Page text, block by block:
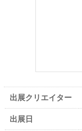
出展クリエイター
出展日